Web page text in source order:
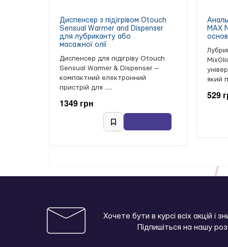
Диспенсер з підігрівом Otouch
Sensual Warmer and Dispenser
для лубриканту або
масажної олії
Диспенсер для підігріву Otouch
Sensual Warmer & Dispenser —
компактний електронний
пристрій для .....
1349 грн
MAX
який
529
Хочете бути в курсі всіх акцій і
Підпишіться на нашу